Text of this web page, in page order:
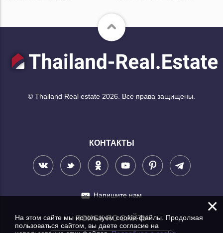
© Thailand Real estate 2026. Все права защищены.
КОНТАКТЫ
Напишите нам
ПОИСК ПО САЙТУ
×
На этом сайте мы используем cookie-файлы. Продолжая
пользоваться сайтом, вы даете согласие на